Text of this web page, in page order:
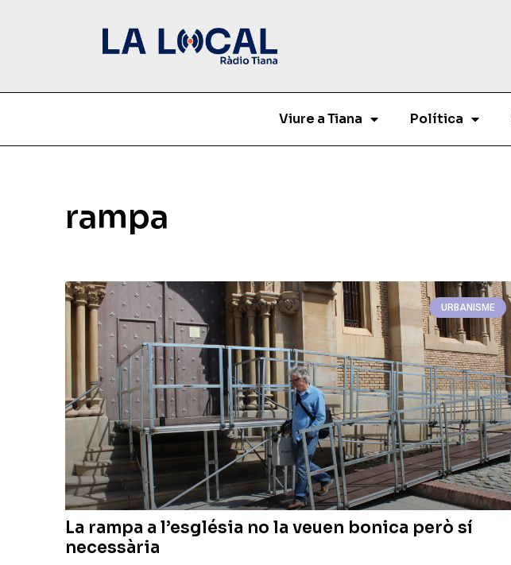
Viure a Tiana Política
rampa
URBANISME
La rampa a l’església no la veuen bonica però sí
necessària